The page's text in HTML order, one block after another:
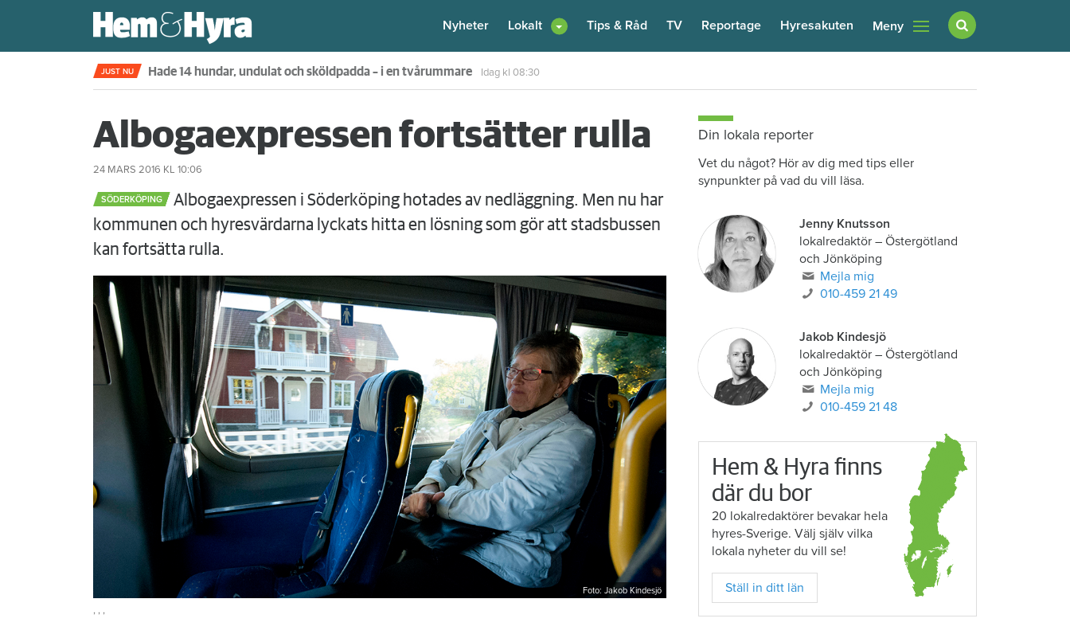
Nyheter Lokalt Tips & Råd TV Reportage Hyresakuten Meny
JUST NU Kompisdealen blev verklighet – 40 år senare: "Flera fina fördelar med att dela bostad"
Albogaexpressen fortsätter rulla
24 MARS 2016 KL 10:06
SÖDERKÖPING
Albogaexpressen i Söderköping hotades av nedläggning. Men nu har
kommunen och hyresvärdarna lyckats hitta en lösning som gör att stadsbussen
kan fortsätta rulla.
Foto: Jakob Kindesjö
, , ,
Din lokala reporter
Vet du något? Hör av dig med tips eller
synpunkter på vad du vill läsa.
Jenny Knutsson
lokalredaktör– Östergötland
och Jönköping
Mejla mig
010-459 21 49
Jakob Kindesjö
lokalredaktör– Östergötland
och Jönköping
Mejla mig
010-459 21 48
Hem & Hyra finns
där du bor
20 lokalredaktörer bevakar hela
hyres-Sverige. Välj själv vilka
lokala nyheter du vill se!
Ställ in ditt län